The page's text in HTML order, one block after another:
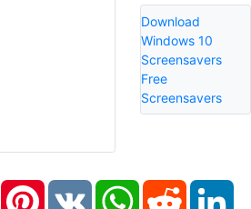
Download
Windows 10
Screensavers
Free
Screensavers
TelegramPinterestVK WhatsAppReddit